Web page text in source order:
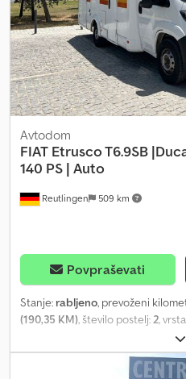
Reutlingen 509 km
Avtodom
FIAT Etrusco T6.9SB
140 PS | Auto
Povpraševati
Stanje: rabljeno, prevoženi
(190,35 KM), število postelj:2,
, prva
6.990 mm, skupna širina:2.350
, emisijski